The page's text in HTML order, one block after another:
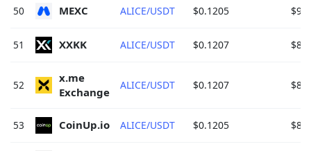
50 MEXC ALICE/USDT $0.1205
51 XXKK ALICE/USDT $0.1207
52
x.me
Exchange
ALICE/USDT $0.1207
53 CoinUp.io ALICE/USDT $0.1205